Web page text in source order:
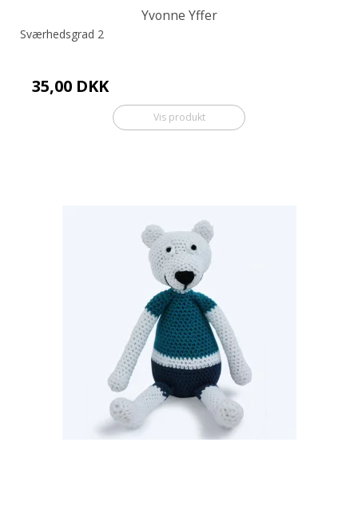
Yvonne Yffer
Sværhedsgrad 2
35,00 DKK
Vis produkt